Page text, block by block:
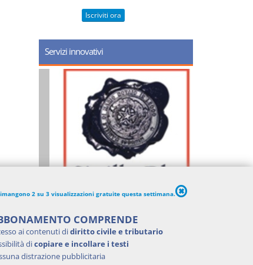
Iscriviti ora
Servizi innovativi
2 su 3 visualizzazioni gratuite questa settimana.
COMPRENDE
ai contenuti didiritto civile e tributario
dicopiare e incollare i testi
distrazione pubblicitaria